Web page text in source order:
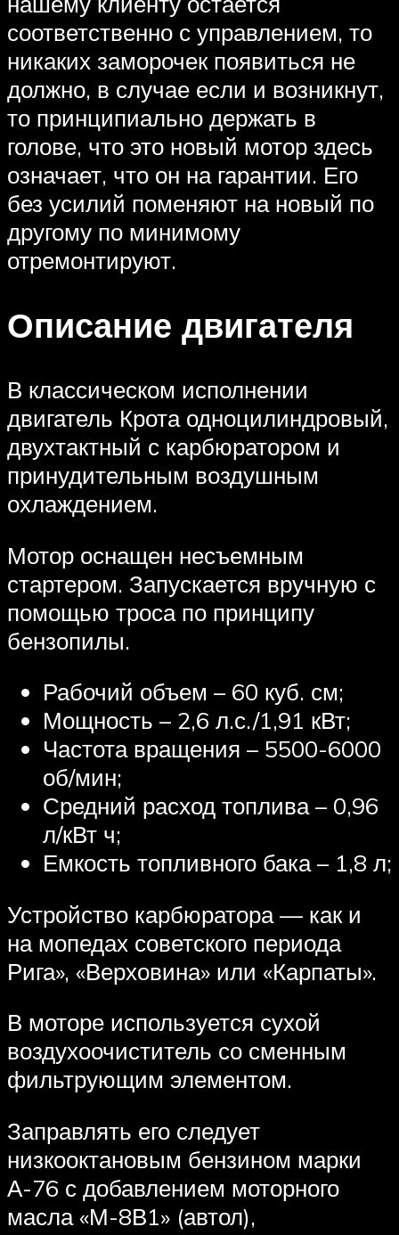
соответственно с управлением, то
никаких заморочек появиться не
должно, в случае если и возникнут,
то принципиально держать в
голове, что это новый мотор здесь
означает, что он на гарантии. Его
без усилий поменяют на новый по
другому по минимому
отремонтируют.
Описание двигателя
В классическом исполнении
двигатель Крота одноцилиндровый,
двухтактный с карбюратором и
принудительным воздушным
охлаждением.
Мотор оснащен несъемным
стартером. Запускается вручную с
помощью троса по принципу
бензопилы.
Рабочий объем – 60 куб. см;
Мощность – 2,6 л.с./1,91 кВт;
Частота вращения – 5500-6000
об/мин;
Средний расход топлива – 0,96
л/кВт ч;
Емкость топливного бака – 1,8 л;
Устройство карбюратора — как и
на мопедах советского периода
Рига», «Верховина» или «Карпаты».
В моторе используется сухой
воздухоочиститель со сменным
фильтрующим элементом.
Заправлять его следует
низкооктановым бензином марки
А-76 с добавлением моторного
масла «М-8В1» (автол),